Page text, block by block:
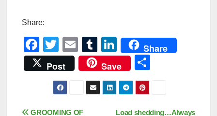
Share:
F
a
c
b
T
wi
tt
er
E
m
ail
T
u
m
bl
Li
n
k
e
dI
Share
Post
Save
e
Load shedding…Always
GROOMING OF